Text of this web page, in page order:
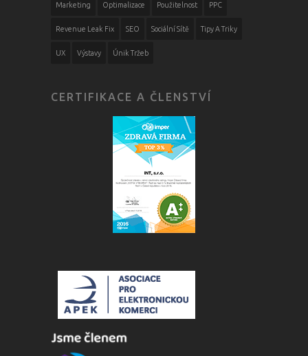
Marketing Optimalizace Použitelnost PPC
Revenue Leak Fix SEO Sociální Sítě Tipy A Triky
UX Výstavy Únik Tržeb
CERTIFIKACE A ČLENSTVÍ